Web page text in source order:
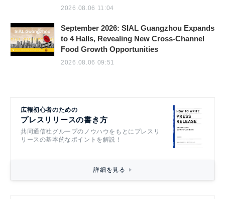
2026.08.06 11:04
September 2026: SIAL Guangzhou Expands
to 4 Halls, Revealing New Cross-Channel
Food Growth Opportunities
2026.08.06 09:51
広報初心者のための
プレスリリースの書き方
共同通信社グループのノウハウをもとにプレスリ
リースの基本的なポイントを解説！
詳細を見る